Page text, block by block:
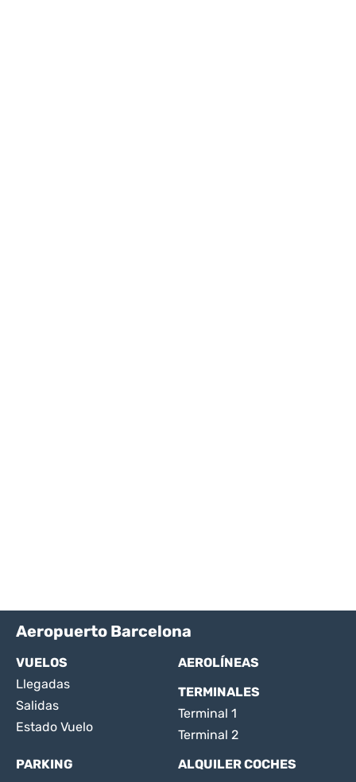
Aeropuerto Barcelona
VUELOS
Llegadas
Salidas
Estado Vuelo
AEROLÍNEAS
TERMINALES
Terminal 1
Terminal 2
PARKING
ALQUILER COCHES